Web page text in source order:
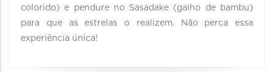
colorido) e pendure no Sasadake (galho de bambu)
para que as estrelas o realizem. Não perca essa
experiência única!